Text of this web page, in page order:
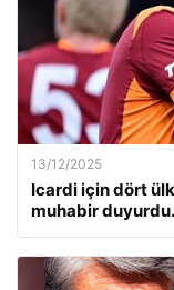
13/12/2025
Icardi için dört
muhabir duyurdu.